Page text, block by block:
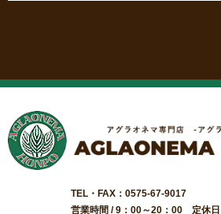
TEL・FAX：0575-67-9017
営業時間 / 9：00～20：00 定休日